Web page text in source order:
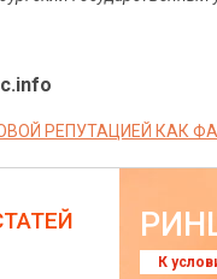
РЕПУТАЦИЕЙ КАК
К